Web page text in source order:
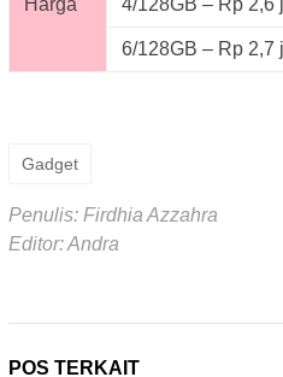
Harga 4/128GB – Rp 2,6
6/128GB – Rp 2,7
Gadget
Penulis: Firdhia Azzahra
Editor: Andra
POS TERKAIT